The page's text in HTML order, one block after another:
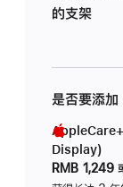
的支架
是否要添
AppleCare+
Display)
RMB 1,249